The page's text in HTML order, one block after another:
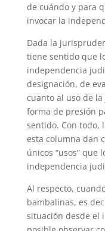
de cuándo y para
invocar la
Dada la
tiene sentido que
independencia
designación, de
cuanto al uso de
forma de presión
sentido. Con todo,
esta columna dan
únicos “usos” que
independencia
Al respecto,
bambalinas, es
situación desde el